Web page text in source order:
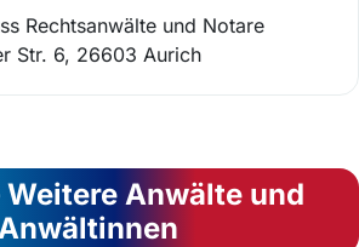
Rechtsanwälte und Notare
Str. 6, 26603 Aurich
Weitere Anwälte und
Anwältinnen